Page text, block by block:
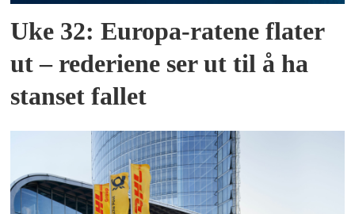
Uke 32: Europa-ratene flater
ut – rederiene ser ut til å ha
stanset fallet